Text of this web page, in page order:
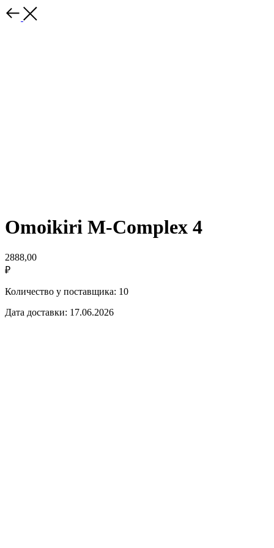
Omoikiri M-Complex 4
2888,00
₽
Количество у поставщика: 10
Дата доставки: 17.06.2026